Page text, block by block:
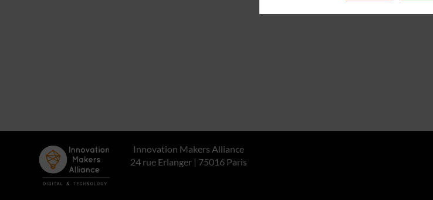
Innovation Makers Alliance
24 rue Erlanger | 75016 Paris